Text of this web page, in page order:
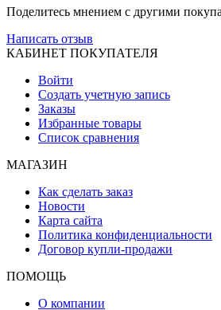
Поделитесь мнением с другими
Написать отзыв
КАБИНЕТ ПОКУПАТЕЛЯ
Войти
Создать учетную запись
Заказы
Избранные товары
Список сравнения
МАГАЗИН
Как сделать заказ
Новости
Карта сайта
Политика конфиденциальности
Договор купли-продажи
ПОМОЩЬ
О компании